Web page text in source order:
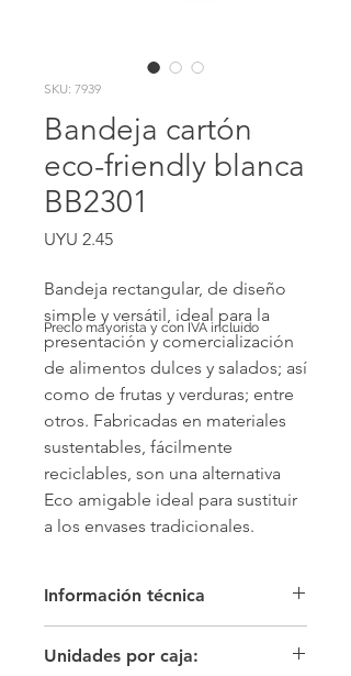
SKU: 7939
Bandeja cartón
eco-friendly blanca
BB2301
UYU 2.45Price
Bandeja rectangular, de diseño
simple y versátil, ideal para la
presentación y comercialización
de alimentos dulces y salados; así
como de frutas y verduras; entre
otros. Fabricadas en materiales
sustentables, fácilmente
reciclables, son una alternativa
Eco amigable ideal para sustituir
a los envases tradicionales.
Información técnica
microcorrugado y papel kraft PO2300,
Unidades por caja:
Precio mayorista y con IVA incluido